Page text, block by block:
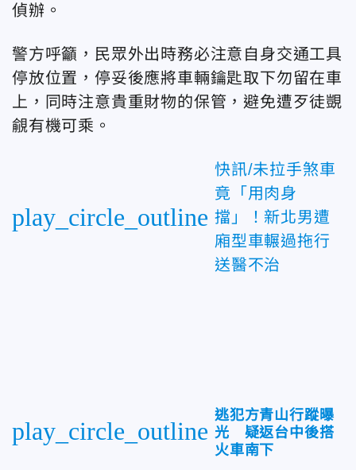
偵辦。
警方呼籲，民眾外出時務必注意自身交通工具
停放位置，停妥後應將車輛鑰匙取下勿留在車
上，同時注意貴重財物的保管，避免遭歹徒覬
覦有機可乘。
play_circle_outline
快訊/未拉手煞車
竟「用肉身
擋」！新北男遭
廂型車輾過拖行
送醫不治
play_circle_outline
逃犯方青山行蹤曝
光 疑返台中後搭
火車南下